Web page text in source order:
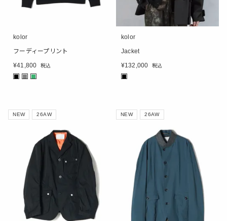
kolor
フーディープリント
¥41,800 税込
kolor
Jacket
¥132,000 税込
NEW 26AW NEW 26AW